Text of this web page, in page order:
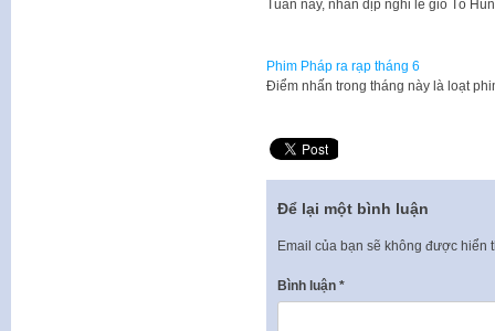
Tuần này, nhân dịp nghỉ lễ giỗ Tổ
Phim Pháp ra rạp tháng 6
Điểm nhấn trong tháng này là loạt
Để lại một bình luận
Email của bạn sẽ không được hiển
Bình luận *